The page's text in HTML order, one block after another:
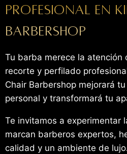
profesional en
Barbershop
Tu barba merece la atención
recorte y perfilado
Chair Barbershop mejorará
personal y transformará tu
Te invitamos a experimentar
marcan barberos expertos,
calidad y un ambiente de